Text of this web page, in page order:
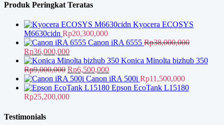
Rp9,500,000.
Produk Peringkat Teratas
Kyocera ECOSYS
M6630cidn Rp20,300,000
Canon iRA 6555 Rp38,000,000
Harga
aslinya
adalah:
Rp38,000,000.
Rp36,000,000Harga
saat
ini
adalah:
Rp36,000,000.
Konica Minolta bizhub 350
Rp9,000,000 Harga
aslinya
adalah:
Rp9,000,000.
Rp6,500,000Harga
saat
ini
Canon iRA 500i Rp11,500,000
Epson EcoTank L15180
Rp25,200,000
Testimonials